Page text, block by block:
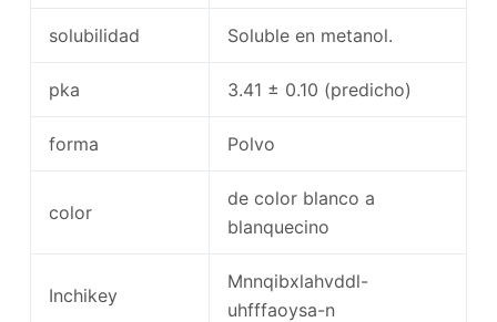
solubilidad Soluble en metanol.
pka 3.41 ± 0.10 (predicho)
forma Polvo
color
de color blanco a
blanquecino
Inchikey
Mnnqibxlahvddl-
uhfffaoysa-n